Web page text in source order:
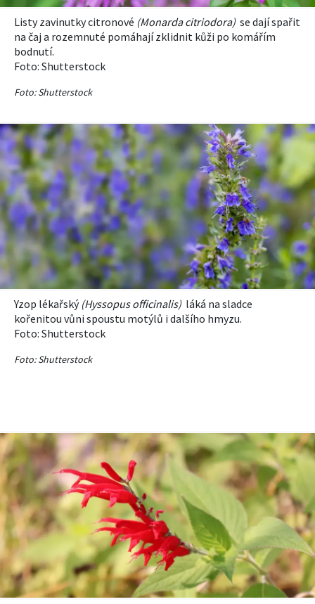
KVÍZY A TESTY
Listy zavinutky citronové (Monarda citriodora) se dají spařit
na čaj a rozemnuté pomáhají zklidnit kůži po komářím
bodnutí.
Foto: Shutterstock
Foto: Shutterstock
Yzop lékařský (Hyssopus officinalis) láká na sladce
kořenitou vůni spoustu motýlů i dalšího hmyzu.
Foto: Shutterstock
Foto: Shutterstock